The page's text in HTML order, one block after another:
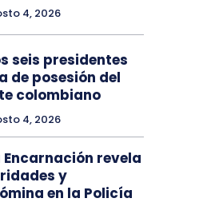
4, 2026
seis presidentes
de posesión del
colombiano
4, 2026
revela
y
en la Policía